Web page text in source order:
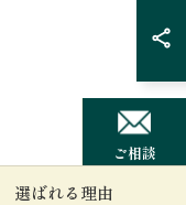
ご相談
選ばれる理由